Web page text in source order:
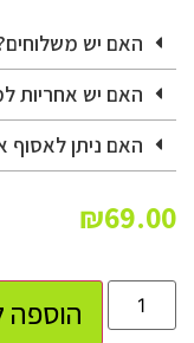
האם יש
האם יש אחריות
האם ניתן
₪69.00
הוספה